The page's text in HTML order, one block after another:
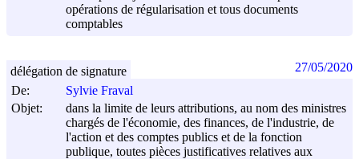
opérations de régularisation et tous documents
comptables
De:
Sylvie Fraval
Objet:
dans la limite de leurs attributions, au nom des ministres
chargés de l'économie, des finances, de l'industrie, de
l'action et des comptes publics et de la fonction
publique, toutes pièces justificatives relatives aux
délégation de signature 27/05/2020